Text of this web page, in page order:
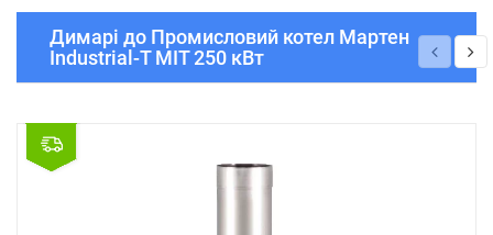
Димарі до Промисловий котел Мартен
Industrial-T MIT 250 кВт